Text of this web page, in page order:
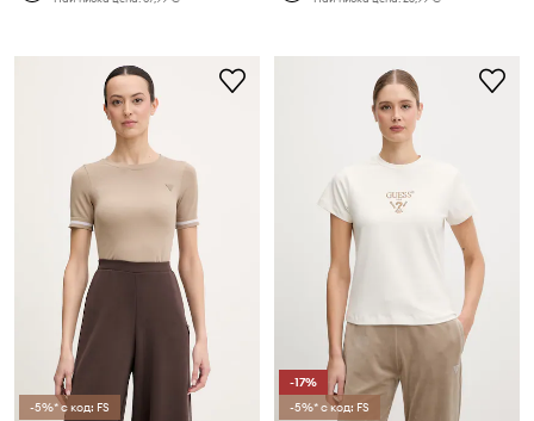
-5%* с код: FS
-17%
-5%* с код: FS